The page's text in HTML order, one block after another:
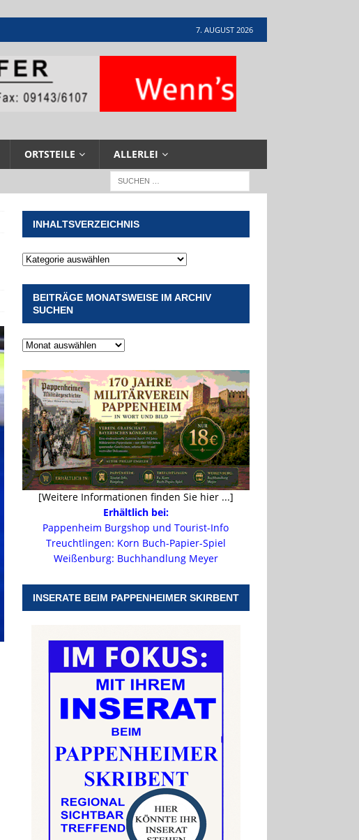
7. AUGUST 2026
ORTSTEILE ALLERLEI
INHALTSVERZEICHNIS
BEITRÄGE MONATSWEISE IM ARCHIV
SUCHEN
[Weitere Informationen finden Sie hier ...]
Erhältlich bei:
Pappenheim Burgshop und Tourist-Info
Treuchtlingen: Korn Buch-Papier-Spiel
Weißenburg: Buchhandlung Meyer
INSERATE BEIM PAPPENHEIMER SKIRBENT